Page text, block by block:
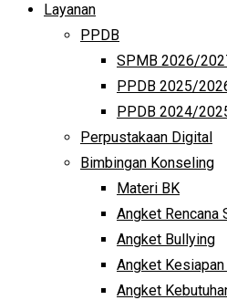
Layanan
PPDB
SPMB 2026/
PPDB 2025/
PPDB 2024/
Perpustakaan Digital
Bimbingan Konseling
Materi BK
Angket Rencana
Angket Bullying
Angket
Angket